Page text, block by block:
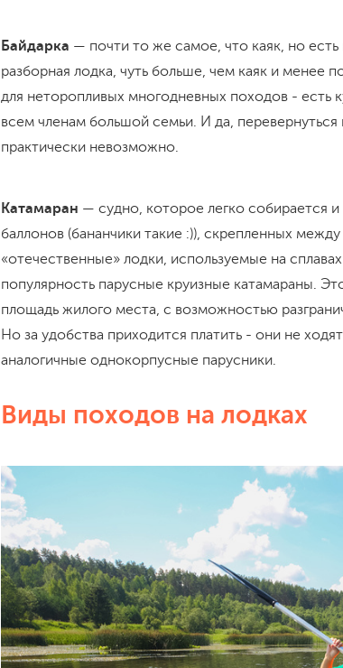
Байдарка — почти то же самое, что каяк, но
разборная лодка, чуть больше, чем каяк и менее
для неторопливых многодневных походов - есть
всем членам большой семьи. И да,
практически невозможно.
Катамаран — судно, которое легко собирается
баллонов (бананчики такие :)), скрепленных
«отечественные» лодки, используемые на
популярность парусные круизные катамараны.
площадь жилого места, с возможностью
Но за удобства приходится платить - они не
аналогичные однокорпусные парусники.
Виды походов на лодках